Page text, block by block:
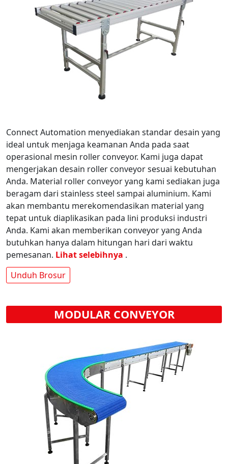
Connect Automation menyediakan standar desain yang
ideal untuk menjaga keamanan Anda pada saat
operasional mesin roller conveyor. Kami juga dapat
mengerjakan desain roller conveyor sesuai kebutuhan
Anda. Material roller conveyor yang kami sediakan juga
beragam dari stainless steel sampai aluminium. Kami
akan membantu merekomendasikan material yang
tepat untuk diaplikasikan pada lini produksi industri
Anda. Kami akan memberikan conveyor yang Anda
butuhkan hanya dalam hitungan hari dari waktu
pemesanan. Lihat selebihnya .
Unduh Brosur
MODULAR CONVEYOR